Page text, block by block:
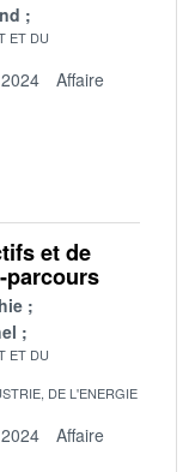
ET DU
Affaire
et de
parcours
ET DU
DE L'ENERGIE
Affaire